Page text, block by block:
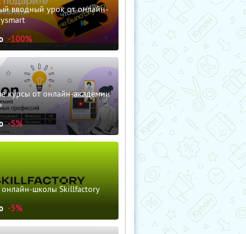
вводный урок от онлайн-
-100%
курсы от онлайн-академии
-5%
онлайн-школы Skillfactory
-5%